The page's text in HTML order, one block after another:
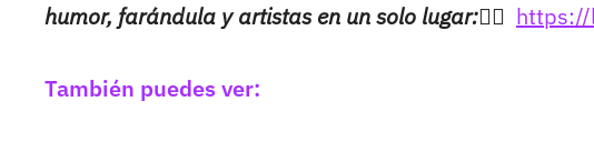
humor, farándula y artistas en un solo lugar:👉🏻
También puedes ver: